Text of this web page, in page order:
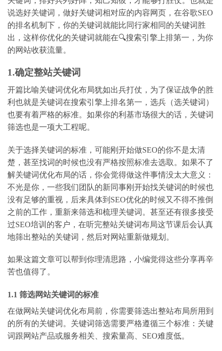
说选好关键词，做好关键词相对应的内容网页，在谷歌SEO
的排名机制下，你的关键词就能比同行家相同的关键词胜
出，这样你优化的关键词就能在🔍搜索引擎上排第一，为你
的网站收获流量。
1.确定整站关键词
开篇比喻关键词优化布局犹如出兵打仗，为了保证战争的胜
利也就是关键词在搜索引擎上排名第一，选兵（选关键词）
也要有着严格的标准。如果你的利基市场很大的话，关键词
筛选也是一项大工程呢。
关于选择关键词的标准，可能刚开始做SEO的你不是太清
楚，甚至找词的时候也没有严格按照标准去选取。如果不了
解关键词优化布局的话，你会觉得做这件事情没太大意义：
不光是你，一些我们团队的新同事刚开始找关键词的时候也
没有足够的重视，后来具体到SEO优化的时候又不得不推倒
之前的工作，重新来筛选和梳理关键词。甚至还有很多接受
过SEO培训的客户，在听完整站关键词布局这节课后会认真
地筛出整站的关键词，然后对网站重新做规划。
如果这篇文章可以帮到你理清思路，小编觉得这些分享再辛
苦也值得了。
1.1 筛选网站关键词的标准
在做网站关键词优化布局前，你需要筛选出整站布局所用到
的所有的关键词。关键词筛选需要严格遵循三个标准：关键
词跟网站产品或服务相关、搜索量高、SEO难度低。